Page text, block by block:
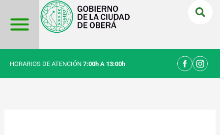
contenido
HORARIOS DE ATENCIÓN 7:00h A 13:00h